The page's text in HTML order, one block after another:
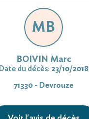
MB
BOIVIN Marc
Date du décès: 23/10/2018
71330 - Devrouze